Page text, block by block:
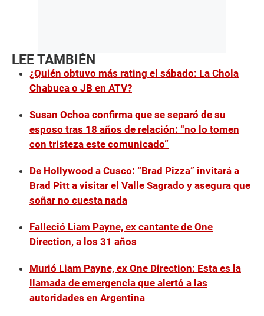
LEE TAMBIÉN
¿Quién obtuvo más rating el sábado: La Chola
Chabuca o JB en ATV?
Susan Ochoa confirma que se separó de su
esposo tras 18 años de relación: “no lo tomen
con tristeza este comunicado”
De Hollywood a Cusco: “Brad Pizza” invitará a
Brad Pitt a visitar el Valle Sagrado y asegura que
soñar no cuesta nada
Falleció Liam Payne, ex cantante de One
Direction, a los 31 años
Murió Liam Payne, ex One Direction: Esta es la
llamada de emergencia que alertó a las
autoridades en Argentina